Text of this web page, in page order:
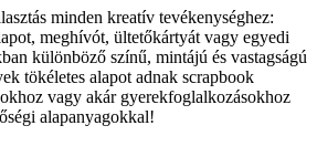
minden kreatív tevékenységhez:
meghívót, ültetőkártyát vagy egyedi
különböző színű, mintájú és vastagságú
tökéletes alapot adnak scrapbook
vagy akár gyerekfoglalkozásokhoz
alapanyagokkal!